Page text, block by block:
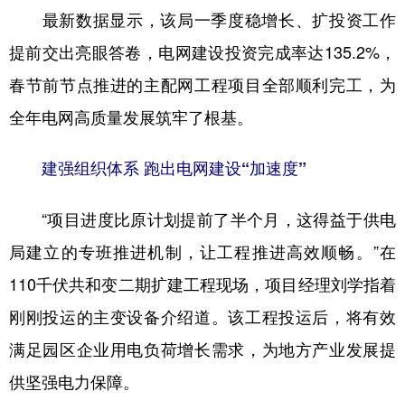
Deutsch Português
最新数据显示，该局一季度稳增长、扩投资工作
提前交出亮眼答卷，电网建设投资完成率达135.2%，
春节前节点推进的主配网工程项目全部顺利完工，为
全年电网高质量发展筑牢了根基。
建强组织体系 跑出电网建设“加速度”
“项目进度比原计划提前了半个月，这得益于供电
局建立的专班推进机制，让工程推进高效顺畅。”在
110千伏共和变二期扩建工程现场，项目经理刘学指着
刚刚投运的主变设备介绍道。该工程投运后，将有效
满足园区企业用电负荷增长需求，为地方产业发展提
供坚强电力保障。